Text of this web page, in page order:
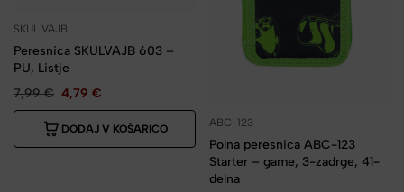
SKUL VAJB
Peresnica SKULVAJB 603 –
PU, Listje
7,99€ 4,79 €
DODAJ V KOŠARICO ABC-123
Polna peresnica ABC-123
Starter – game, 3-zadrge, 41-
delna